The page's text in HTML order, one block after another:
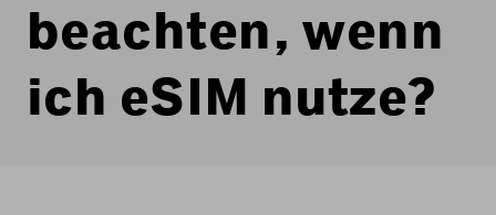
beachten, wenn
ich eSIM nutze?